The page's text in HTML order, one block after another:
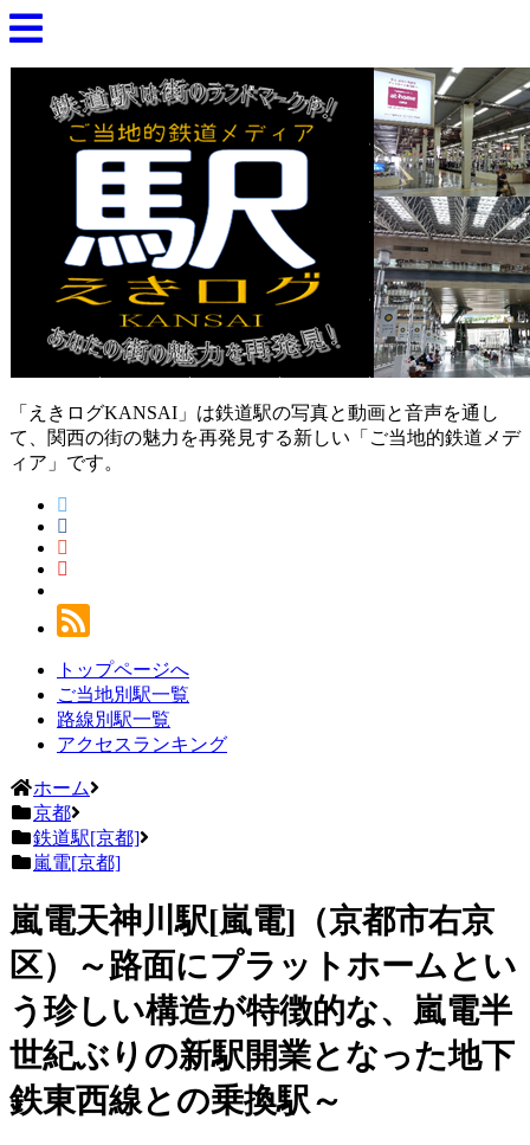
「えきログKANSAI」は鉄道駅の写真と動画と音声を通し
て、関西の街の魅力を再発見する新しい「ご当地的鉄道メデ
ィア」です。
トップページへ
ご当地別駅一覧
路線別駅一覧
アクセスランキング
ホーム
京都
鉄道駅[京都]
嵐電[京都]
嵐電天神川駅[嵐電]（京都市右京
区）～路面にプラットホームとい
う珍しい構造が特徴的な、嵐電半
世紀ぶりの新駅開業となった地下
鉄東西線との乗換駅～